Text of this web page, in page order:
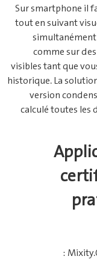
Sur smartphone il
tout en suivant
simultanément
comme sur
visibles tant que
historique. La
version
calculé toutes les